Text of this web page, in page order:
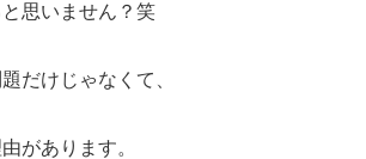
思いません？笑
だけじゃなくて、
があります。